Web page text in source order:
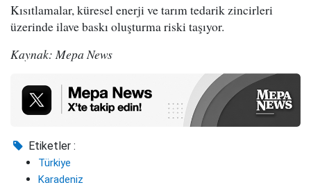
Kısıtlamalar, küresel enerji ve tarım tedarik zincirleri
üzerinde ilave baskı oluşturma riski taşıyor.
Kaynak: Mepa News
Etiketler :
Türkiye
Karadeniz